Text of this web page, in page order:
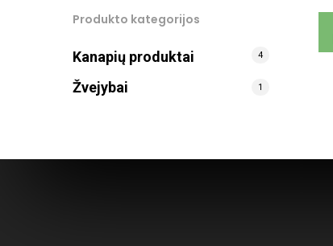
Produkto kategorijos
Kanapių produktai 4
Žvejybai 1